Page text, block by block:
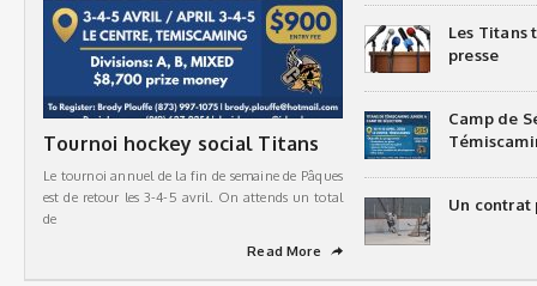
Tournoi hockey social Titans
Le tournoi annuel de la fin de semaine de Pâques
est de retour les 3-4-5 avril. On attends un total
de
Read More
➦
Les Titans
presse
Camp de
Un contrat